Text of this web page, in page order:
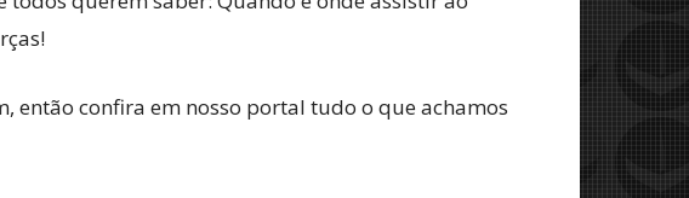
então confira em nosso portal tudo o que achamos